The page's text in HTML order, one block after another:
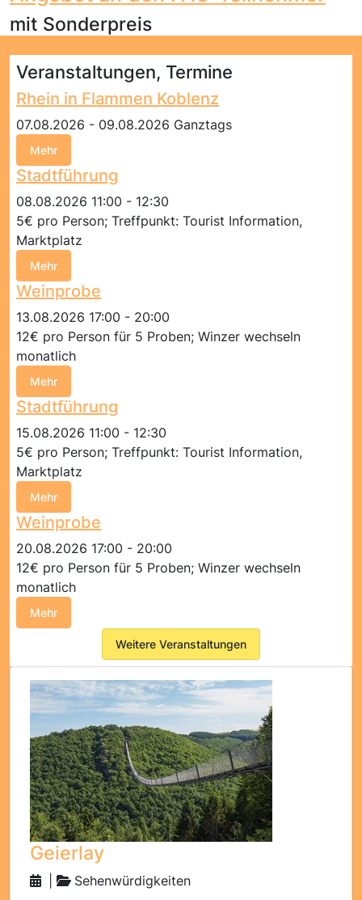
mit Sonderpreis
Veranstaltungen, Termine
Rhein in Flammen Koblenz
07.08.2026 - 09.08.2026 Ganztags
Mehr
Stadtführung
08.08.2026 11:00 - 12:30
5€ pro Person; Treffpunkt: Tourist Information,
Marktplatz
Mehr
Weinprobe
13.08.2026 17:00 - 20:00
12€ pro Person für 5 Proben; Winzer wechseln
monatlich
Mehr
Stadtführung
15.08.2026 11:00 - 12:30
5€ pro Person; Treffpunkt: Tourist Information,
Marktplatz
Mehr
Weinprobe
20.08.2026 17:00 - 20:00
12€ pro Person für 5 Proben; Winzer wechseln
monatlich
Mehr
Weitere Veranstaltungen
Geierlay
Sehenwürdigkeiten